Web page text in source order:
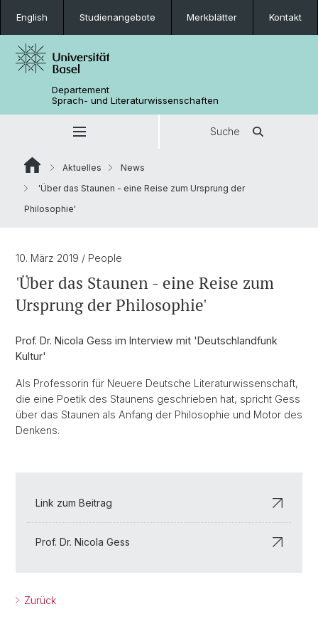
English Studienangebote Merkblätter Kontakt
Departement
Sprach- und Literaturwissenschaften
Suche
Aktuelles
News
'Über das Staunen - eine Reise zum Ursprung der
Philosophie'
10. März 2019 / People
'Über das Staunen - eine Reise zum
Ursprung der Philosophie'
Prof. Dr. Nicola Gess im Interview mit 'Deutschlandfunk
Kultur'
Als Professorin für Neuere Deutsche Literaturwissenschaft,
die eine Poetik des Staunens geschrieben hat, spricht Gess
über das Staunen als Anfang der Philosophie und Motor des
Denkens.
Link zum Beitrag
Prof. Dr. Nicola Gess
Zurück